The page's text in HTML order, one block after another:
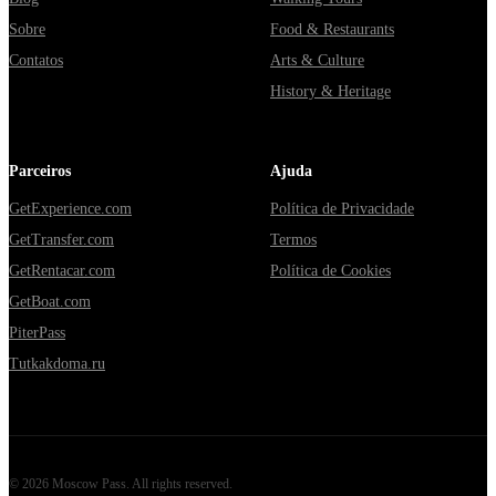
Sobre
Contatos
Food & Restaurants
Arts & Culture
History & Heritage
Parceiros
GetExperience.com
GetTransfer.com
GetRentacar.com
GetBoat.com
PiterPass
Tutkakdoma.ru
Ajuda
Política de Privacidade
Termos
Política de Cookies
© 2026 Moscow Pass. All rights reserved.